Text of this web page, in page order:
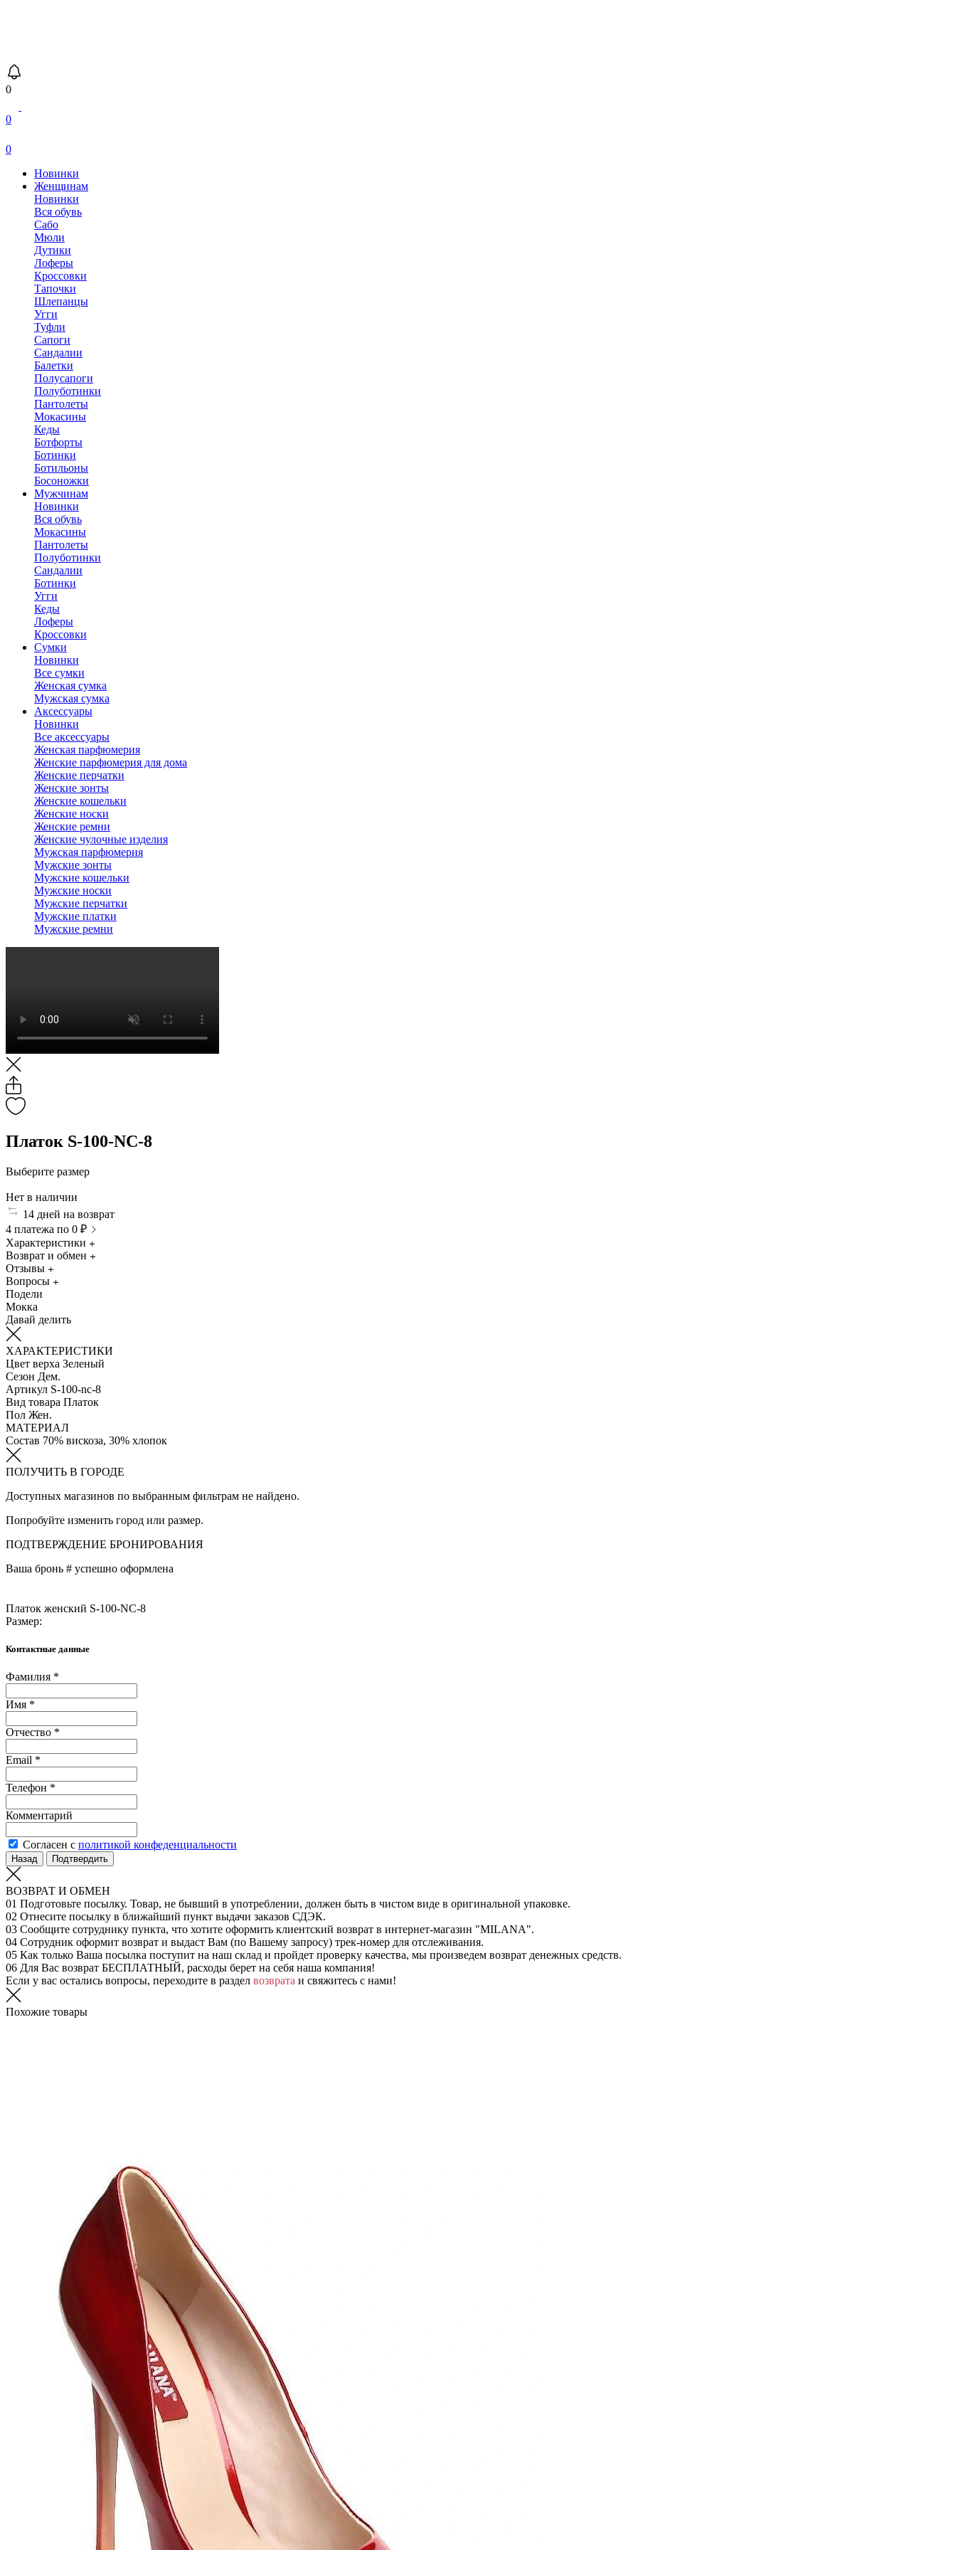
0
0
0
Новинки
Женщинам
Новинки
Вся обувь
Сабо
Мюли
Дутики
Лоферы
Кроссовки
Тапочки
Шлепанцы
Угги
Туфли
Сапоги
Сандалии
Балетки
Полусапоги
Полуботинки
Пантолеты
Мокасины
Кеды
Ботфорты
Ботинки
Ботильоны
Босоножки
Мужчинам
Новинки
Вся обувь
Мокасины
Пантолеты
Полуботинки
Сандалии
Ботинки
Угги
Кеды
Лоферы
Кроссовки
Сумки
Новинки
Все сумки
Женская сумка
Мужская сумка
Аксессуары
Новинки
Все аксессуары
Женская парфюмерия
Женские парфюмерия для дома
Женские перчатки
Женские зонты
Женские кошельки
Женские носки
Женские ремни
Женские чулочные изделия
Мужская парфюмерия
Мужские зонты
Мужские кошельки
Мужские носки
Мужские перчатки
Мужские платки
Мужские ремни
Платок S-100-NC-8
Выберите размер
Нет в наличии
14 дней на возврат
4 платежа по 0 ₽
Характеристики
Возврат и обмен
Отзывы
Вопросы
Подели
Мокка
Давай делить
ХАРАКТЕРИСТИКИ
Цвет верха Зеленый
Сезон Дем.
Артикул S-100-nc-8
Вид товара Платок
Пол Жен.
МАТЕРИАЛ
Состав 70% вискоза, 30% хлопок
ПОЛУЧИТЬ В ГОРОДЕ
Доступных магазинов по выбранным фильтрам не найдено.
Попробуйте изменить город или размер.
ПОДТВЕРЖДЕНИЕ БРОНИРОВАНИЯ
Ваша бронь # успешно оформлена
Платок женский S-100-NC-8
Размер:
Контактные данные
Фамилия *
Имя *
Отчество *
Email *
Телефон *
Комментарий
Согласен с политикой конфеденциальности
Назад Подтвердить
ВОЗВРАТ И ОБМЕН
01 Подготовьте посылку. Товар, не бывший в употреблении, должен быть в чистом виде в оригинальной упаковке.
02 Отнесите посылку в ближайший пункт выдачи заказов СДЭК.
03 Сообщите сотруднику пункта, что хотите оформить клиентский возврат в интернет-магазин "MILANA".
04 Сотрудник оформит возврат и выдаст Вам (по Вашему запросу) трек-номер для отслеживания.
05 Как только Ваша посылка поступит на наш склад и пройдет проверку качества, мы произведем возврат денежных средств.
06 Для Вас возврат БЕСПЛАТНЫЙ, расходы берет на себя наша компания!
Если у вас остались вопросы, переходите в раздел возврата и свяжитесь с нами!
Похожие товары